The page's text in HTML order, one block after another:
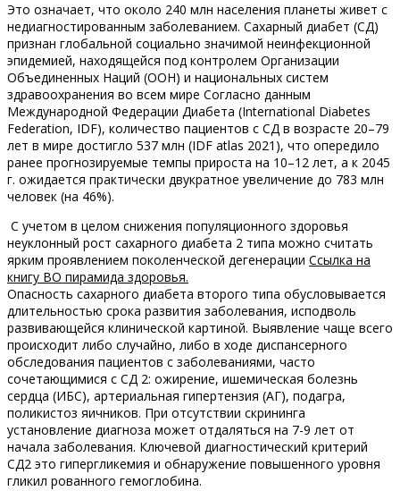
Это означает, что около 240 млн населения планеты живет с
недиагностированным заболеванием. Сахарный диабет (СД)
признан глобальной социально значимой неинфекционной
эпидемией, находящейся под контролем Организации
Объединенных Наций (ООН) и национальных систем
здравоохранения во всем мире Согласно данным
Международной Федерации Диабета (International Diabetes
Federation, IDF), количество пациентов с СД в возрасте 20–79
лет в мире достигло 537 млн (IDF atlas 2021), что опередило
ранее прогнозируемые темпы прироста на 10–12 лет, а к 2045
г. ожидается практически двукратное увеличение до 783 млн
человек (на 46%).
С учетом в целом снижения популяционного здоровья
неуклонный рост сахарного диабета 2 типа можно считать
ярким проявлением поколенческой дегенерации Ссылка на
книгу ВО пирамида здоровья.
Опасность сахарного диабета второго типа обусловывается
длительностью срока развития заболевания, исподволь
развивающейся клинической картиной. Выявление чаще всего
происходит либо случайно, либо в ходе диспансерного
обследования пациентов с заболеваниями, часто
сочетающимися с СД 2: ожирение, ишемическая болезнь
сердца (ИБС), артериальная гипертензия (АГ), подагра,
поликистоз яичников. При отсутствии скрининга
установление диагноза может отдаляться на 7-9 лет от
начала заболевания. Ключевой диагностический критерий
СД2 это гипергликемия и обнаружение повышенного уровня
гликил рованного гемоглобина.